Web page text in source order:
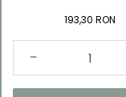
193,30 RON
Katarzyna
Trawińska
Parfumuri